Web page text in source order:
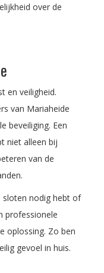
over de
en veiligheid.
van Mariaheide
beveiliging. Een
niet alleen bij
van de
sloten nodig hebt of
professionele
oplossing. Zo ben
gevoel in huis.